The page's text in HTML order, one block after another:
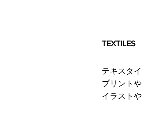
TEXTILES
テキスタ
プリント
イラスト